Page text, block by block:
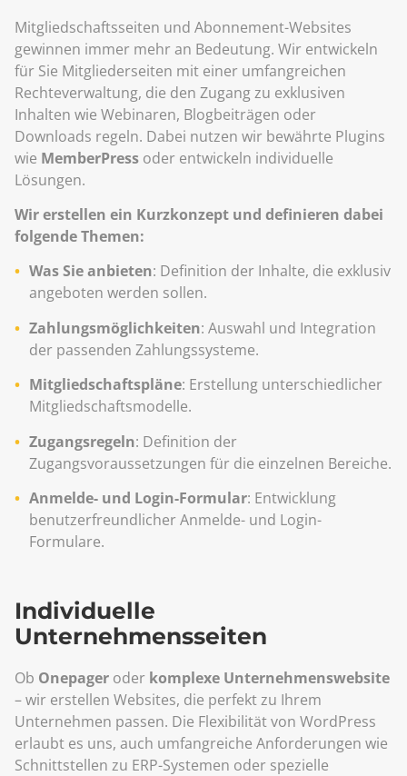
Mitgliedschaftsseiten und Abonnement-Websites
gewinnen immer mehr an Bedeutung. Wir entwickeln
für Sie Mitgliederseiten mit einer umfangreichen
Rechteverwaltung, die den Zugang zu exklusiven
Inhalten wie Webinaren, Blogbeiträgen oder
Downloads regeln. Dabei nutzen wir bewährte Plugins
wie MemberPress oder entwickeln individuelle
Lösungen.
Wir erstellen ein Kurzkonzept und definieren dabei
folgende Themen:
Was Sie anbieten: Definition der Inhalte, die exklusiv
angeboten werden sollen.
Zahlungsmöglichkeiten: Auswahl und Integration
der passenden Zahlungssysteme.
Mitgliedschaftspläne: Erstellung unterschiedlicher
Mitgliedschaftsmodelle.
Zugangsregeln: Definition der
Zugangsvoraussetzungen für die einzelnen Bereiche.
Anmelde- und Login-Formular: Entwicklung
benutzerfreundlicher Anmelde- und Login-
Formulare.
Individuelle
Unternehmensseiten
Ob Onepager oder komplexe Unternehmenswebsite
– wir erstellen Websites, die perfekt zu Ihrem
Unternehmen passen. Die Flexibilität von WordPress
erlaubt es uns, auch umfangreiche Anforderungen wie
Schnittstellen zu ERP-Systemen oder spezielle